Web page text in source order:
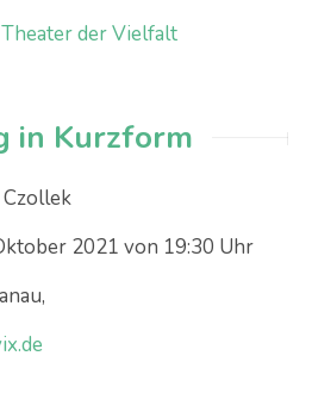
Theater der Vielfalt
in Kurzform
2021 von 19:30 Uhr